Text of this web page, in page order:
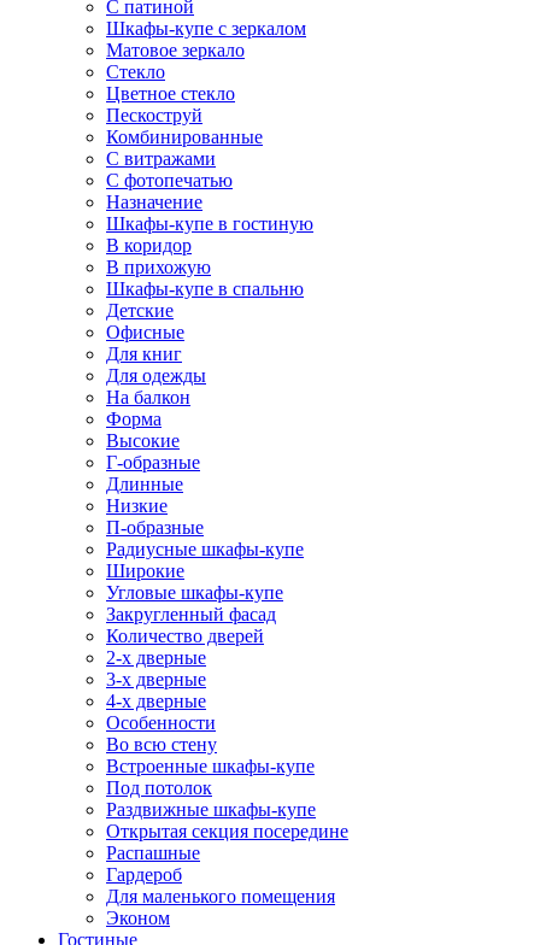
С патиной
Шкафы-купе с зеркалом
Матовое зеркало
Стекло
Цветное стекло
Пескоструй
Комбинированные
С витражами
С фотопечатью
Назначение
Шкафы-купе в гостиную
В коридор
В прихожую
Шкафы-купе в спальню
Детские
Офисные
Для книг
Для одежды
На балкон
Форма
Высокие
Г-образные
Длинные
Низкие
П-образные
Радиусные шкафы-купе
Широкие
Угловые шкафы-купе
Закругленный фасад
Количество дверей
2-х дверные
3-х дверные
4-х дверные
Особенности
Во всю стену
Встроенные шкафы-купе
Под потолок
Раздвижные шкафы-купе
Открытая секция посередине
Распашные
Гардероб
Для маленького помещения
Эконом
Гостиные